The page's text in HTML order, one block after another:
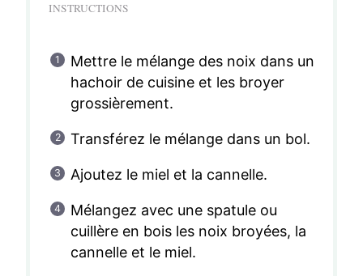
INSTRUCTIONS
Mettre le mélange des noix dans un
hachoir de cuisine et les broyer
grossièrement.
Transférez le mélange dans un bol.
Ajoutez le miel et la cannelle.
Mélangez avec une spatule ou
cuillère en bois les noix broyées, la
cannelle et le miel.